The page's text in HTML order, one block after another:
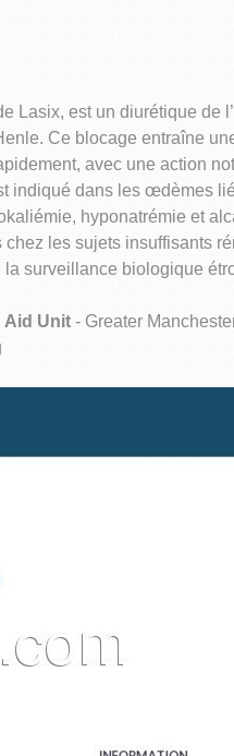
Lasix, est un diurétique de
Ce blocage entraîne
avec une action
indiqué dans les œdèmes
hyponatrémie et
les sujets insuffisants
surveillance biologique
Aid Unit - Greater